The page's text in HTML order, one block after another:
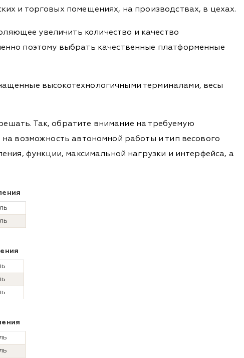
и торговых помещениях, на производствах, в цехах.
увеличить количество и качество
поэтому выбрать качественные платформенные
высокотехнологичными терминалами, весы
Так, обратите внимание на требуемую
возможность автономной работы и тип весового
функции, максимальной нагрузки и интерфейса, а